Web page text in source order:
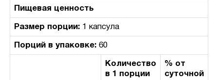
Пищевая ценность
Размер порции: 1 капсула
Порций в упаковке: 60
Количество
в 1 порции
% от
суточной